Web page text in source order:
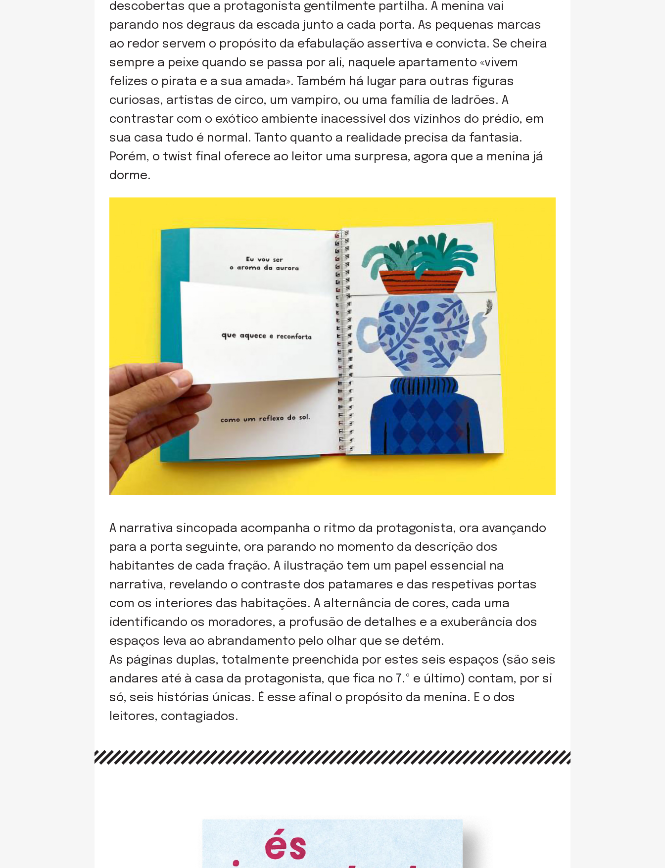
descobertas que a protagonista gentilmente partilha. A menina vai
parando nos degraus da escada junto a cada porta. As pequenas marcas
ao redor servem o propósito da efabulação assertiva e convicta. Se cheira
sempre a peixe quando se passa por ali, naquele apartamento «vivem
felizes o pirata e a sua amada». Também há lugar para outras figuras
curiosas, artistas de circo, um vampiro, ou uma família de ladrões. A
contrastar com o exótico ambiente inacessível dos vizinhos do prédio, em
sua casa tudo é normal. Tanto quanto a realidade precisa da fantasia.
Porém, o twist final oferece ao leitor uma surpresa, agora que a menina já
dorme.
A narrativa sincopada acompanha o ritmo da protagonista, ora avançando
para a porta seguinte, ora parando no momento da descrição dos
habitantes de cada fração. A ilustração tem um papel essencial na
narrativa, revelando o contraste dos patamares e das respetivas portas
com os interiores das habitações. A alternância de cores, cada uma
identificando os moradores, a profusão de detalhes e a exuberância dos
espaços leva ao abrandamento pelo olhar que se detém.
As páginas duplas, totalmente preenchida por estes seis espaços (são seis
andares até à casa da protagonista, que fica no 7.º e último) contam, por si
só, seis histórias únicas. É esse afinal o propósito da menina. E o dos
leitores, contagiados.